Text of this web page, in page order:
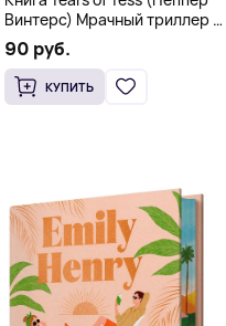
Винтерс) Мрачный триллер о
выживании и страсти (18+)
90 руб.
КУПИТЬ